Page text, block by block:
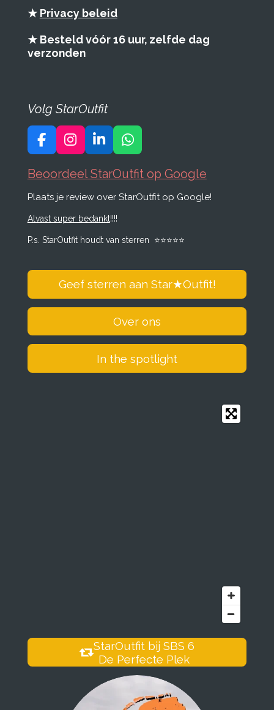
★ Privacy beleid
★ Besteld vóór 16 uur, zelfde dag
verzonden
Volg StarOutfit
F
c
b
o
k
I
s
a
r
a
L
n
e
d
I
n
W
a
s
p
Beoordeel StarOutfit op Google
Plaats je review over StarOutfit op Google!
Alvast super bedankt!!!!
P.s. StarOutfit houdt van sterren ⭐️⭐️⭐️⭐️⭐️
Geef sterren aan Star★Outfit!
Over ons
In the spotlight
StarOutfit bij SBS 6
De Perfecte Plek